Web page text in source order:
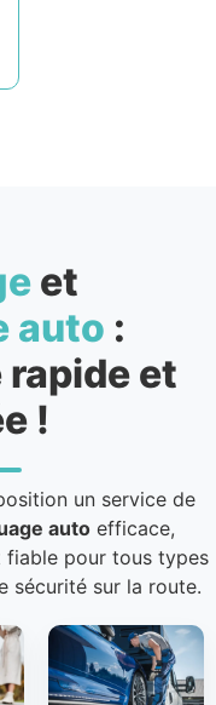
et
auto :
et
!
un service de
auto efficace,
fiable pour tous types
sécurité sur la route.